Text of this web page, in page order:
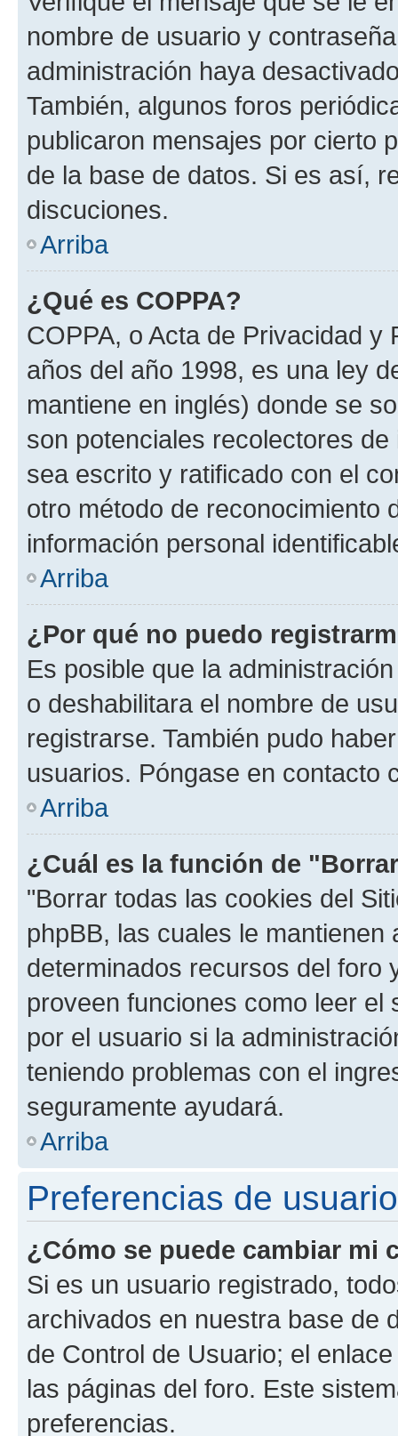
nombre de usuario y
administración haya
También, algunos foros
publicaron mensajes por cierto
de la base de datos. Si es así,
discuciones.
Arriba
¿Qué es COPPA?
COPPA, o Acta de Privacidad
años del año 1998, es una ley
mantiene en inglés) donde se
son potenciales recolectores
sea escrito y ratificado con el
otro método de reconocimiento
información personal
Arriba
¿Por qué no puedo
Es posible que la
o deshabilitara el nombre de
registrarse. También pudo
usuarios. Póngase en contacto
Arriba
¿Cuál es la función de
"Borrar todas las cookies del
phpBB, las cuales le
determinados recursos del foro
proveen funciones como leer el
por el usuario si la
teniendo problemas con el
seguramente ayudará.
Arriba
Preferencias de
¿Cómo se puede cambiar mi
Si es un usuario registrado,
archivados en nuestra base de
de Control de Usuario; el
las páginas del foro. Este
preferencias.